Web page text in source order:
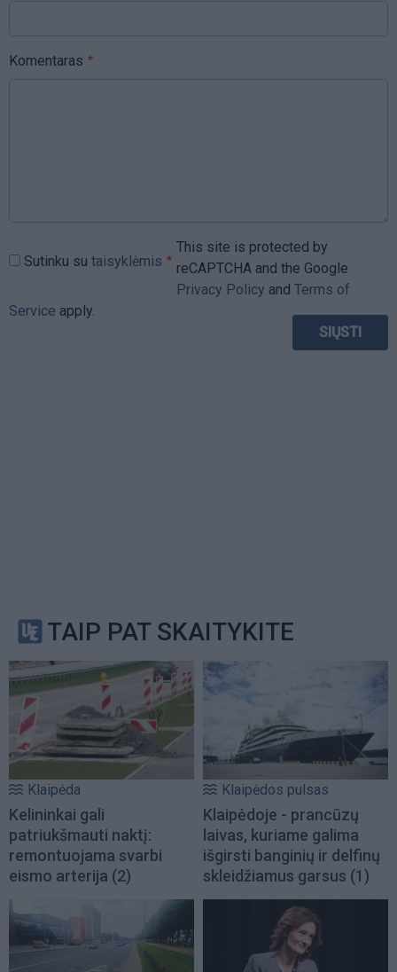
Komentaras
Sutinku su taisyklėmis
This site is protected by
reCAPTCHA and the Google
Privacy Policy and Terms of
Service apply.
TAIP PAT SKAITYKITE
Klaipėda
Kelininkai gali
patriukšmauti naktį:
remontuojama svarbi
eismo arterija (2)
Klaipėdos pulsas
Klaipėdoje - prancūzų
laivas, kuriame galima
išgirsti banginių ir delfinų
skleidžiamus garsus (1)